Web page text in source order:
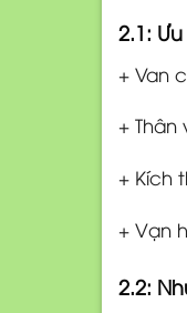
2.1:
+ Van
+
+ Kích
+ Vạn
2.2: